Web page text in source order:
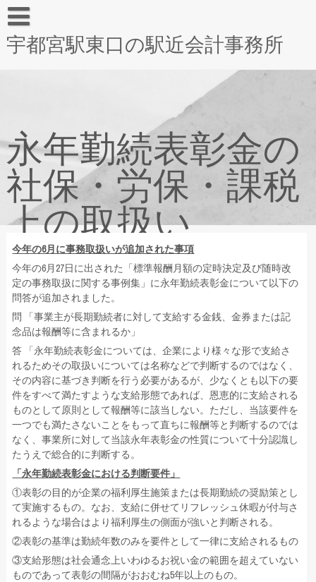
宇都宮駅東口の駅近会計事務所
永年勤続表彰金の
社保・労保・課税
上の取扱い
今年の6月に事務取扱いが追加された事項
今年の6月27日に出された「標準報酬月額の定時決定及び随時改
定の事務取扱に関する事例集」に永年勤続表彰金について以下の
問答が追加されました。
問 「事業主が長期勤続者に対して支給する金銭、金券または記
念品は報酬等に含まれるか」
答 「永年勤続表彰金については、企業により様々な形で支給さ
れるためその取扱いについては名称などで判断するのではなく、
その内容に基づき判断を行う必要があるが、少なくとも以下の要
件をすべて満たすような支給形態であれば、恩恵的に支給される
ものとして原則として報酬等に該当しない。ただし、当該要件を
一つでも満たさないことをもって直ちに報酬等と判断するのでは
なく、事業所に対して当該永年表彰金の性質について十分認識し
たうえで総合的に判断する。
「永年勤続表彰金における判断要件」
①表彰の目的が企業の福利厚生施策または長期勤続の奨励策とし
て実施するもの。なお、支給に併せてリフレッシュ休暇が付与さ
れるような場合はより福利厚生の側面が強いと判断される。
②表彰の基準は勤続年数のみを要件として一律に支給されるもの
③支給形態は社会通念上いわゆるお祝い金の範囲を超えていない
ものであって表彰の間隔がおおむね5年以上のもの。